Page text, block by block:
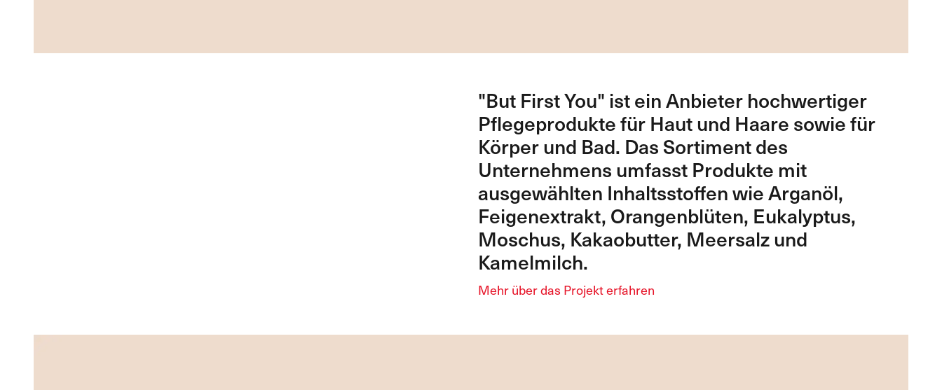
"But First You" ist ein Anbieter hochwertiger
Pflegeprodukte für Haut und Haare sowie für
Körper und Bad. Das Sortiment des
Unternehmens umfasst Produkte mit
ausgewählten Inhaltsstoffen wie Arganöl,
Feigenextrakt, Orangenblüten, Eukalyptus,
Moschus, Kakaobutter, Meersalz und
Kamelmilch.
Mehr über das Projekt erfahren